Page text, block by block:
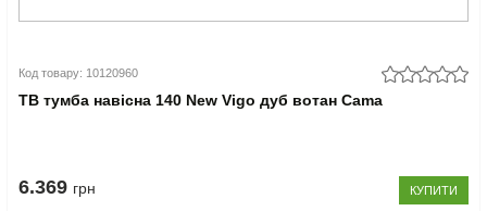
Код товару: 10120960
ТВ тумба навісна 140 New Vigo дуб вотан Cama
6.369 грн КУПИТИ